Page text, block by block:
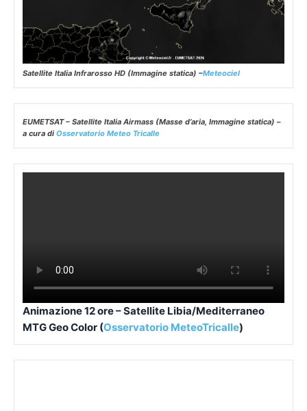
Satellite Italia Infrarosso HD (Immagine statica) –Meteociel
EUMETSAT – Satellite Italia Airmass (Masse d’aria, Immagine statica) –
a cura di Osservatorio Meteo Tricalle
Animazione 12 ore – Satellite Libia/Mediterraneo
MTG Geo Color (Osservatorio MeteoTricalle)